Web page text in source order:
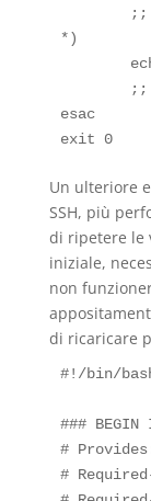
        ;;
*)
        ;;
esac
exit 0
Un ulteriore
SSH, più
di ripetere le
iniziale,
non
di ricaricare
#!/bin/
### BEGIN
#
#